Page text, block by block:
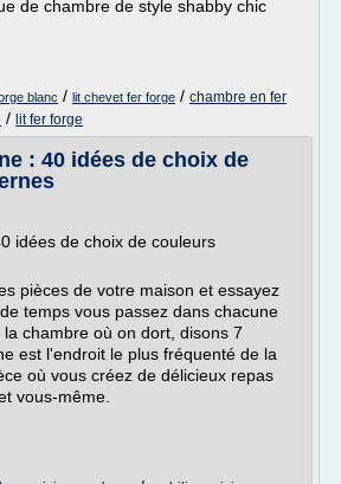
de chambre de style shabby chic
blanc / lit chevet fer forge / chambre en fer
/ lit fer forge
: 40 idées de choix de
idées de choix de couleurs
pièces de votre maison et essayez
temps vous passez dans chacune
chambre où on dort, disons 7
est l'endroit le plus fréquenté de la
où vous créez de délicieux repas
vous-même.